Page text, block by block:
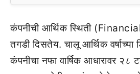
कंपनीची आर्थिक स्थिती
तगडी दिसतेय. चालू आर्थिक वर्षाच्या
कंपनीचा नफा वार्षिक आधारावर २८